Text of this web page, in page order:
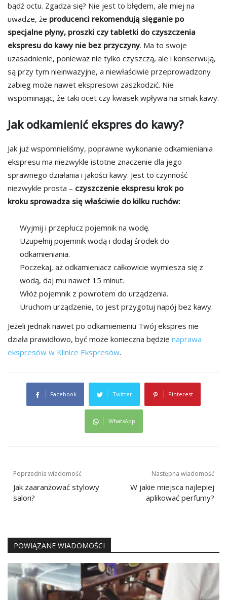
bądź octu. Zgadza się? Nie jest to błędem, ale miej na
uwadze, że producenci rekomendują sięganie po
specjalne płyny, proszki czy tabletki do czyszczenia
ekspresu do kawy nie bez przyczyny. Ma to swoje
uzasadnienie, ponieważ nie tylko czyszczą, ale i konserwują,
są przy tym nieinwazyjne, a niewłaściwie przeprowadzony
zabieg może nawet ekspresowi zaszkodzić. Nie
wspominając, że taki ocet czy kwasek wpływa na smak kawy.
Jak odkamienić ekspres do kawy?
Jak już wspomnieliśmy, poprawne wykonanie odkamieniania
ekspresu ma niezwykle istotne znaczenie dla jego
sprawnego działania i jakości kawy. Jest to czynność
niezwykle prosta – czyszczenie ekspresu krok po
kroku sprowadza się właściwie do kilku ruchów:
Wyjmij i przepłucz pojemnik na wodę.
Uzupełnij pojemnik wodą i dodaj środek do
odkamieniania.
Poczekaj, aż odkamieniacz całkowicie wymiesza się z
wodą, daj mu nawet 15 minut.
Włóż pojemnik z powrotem do urządzenia.
Uruchom urządzenie, to jest przygotuj napój bez kawy.
Jeżeli jednak nawet po odkamienieniu Twój ekspres nie
działa prawidłowo, być może konieczna będzie naprawa
ekspresów w Klinice Ekspresów.
Facebook Twitter Pinterest
WhatsApp
Nawigacja
wpisu
Poprzednia wiadomość
Jak zaaranżować stylowy
salon?
Następna wiadomość
W jakie miejsca najlepiej
aplikować perfumy?
POWIĄZANE WIADOMOŚCI